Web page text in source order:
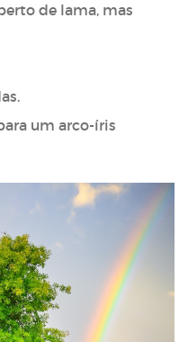
de lama, mas
um arco-íris